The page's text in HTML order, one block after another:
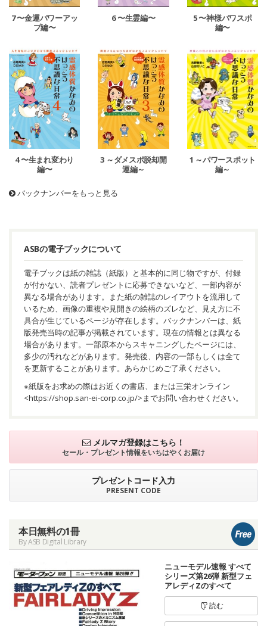
7 〜金運パワーアッ
プ編〜
6 〜生霊編〜
5 〜神様パワスポ
編〜
4 〜生まれ変わり
編〜
3 ～ダメスポ脱却開
運編～
1 ～パワースポット
編～
バックナンバーをもっと見る
ASBの電子ブックについて
電子ブックは紙の雑誌（紙版）と基本的に同じ物ですが、付録
が付かない、読者プレゼントに応募できないなど、一部内容が
異なる場合があります。また紙の雑誌のレイアウトを流用して
いるため、画像の重複や見開きの絵柄のズレなど、見え方に不
具合が生じているページが存在します。バックナンバーは、紙
版発売当時の記事が掲載されています。現在の情報とは異なる
場合があります。一部原本からスキャニングしたページには、
多少の汚れなどがあります。発売後、内容の一部もしくは全て
を更新することがあります。あらかじめご了承ください。
※紙版をお求めの際はお近くの書店、または三栄オンライン
<https://shop.san-ei-corp.co.jp/>までお問い合わせください。
メルマガ登録はこちら！
セール・プレゼント情報をいちはやくお届け
プレゼントコード入力
PRESENT CODE
本日無料の1冊
By ASB Digital Library
ニューモデル速報 すべて
シリーズ第26弾 新型フェ
アレディZのすべて
読む